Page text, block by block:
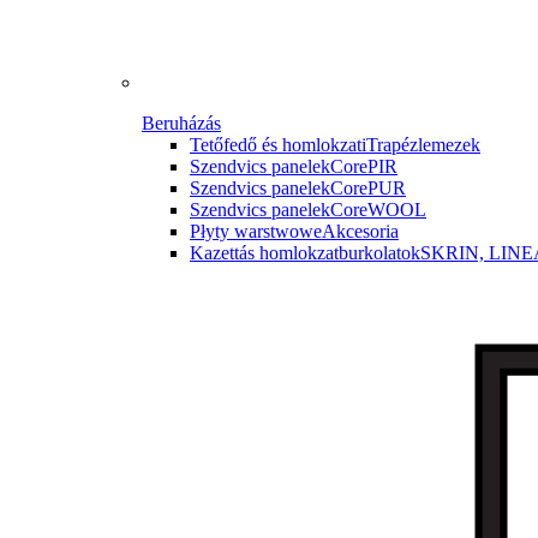
Beruházás
Tetőfedő és homlokzatiTrapézlemezek
Szendvics panelekCorePIR
Szendvics panelekCorePUR
Szendvics panelekCoreWOOL
Płyty warstwoweAkcesoria
Kazettás homlokzatburkolatokSKRIN,